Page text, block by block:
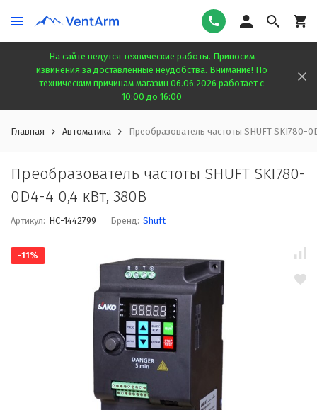
На сайте ведутся технические работы. Приносим
извинения за доставленные неудобства. Внимание! По
техническим причинам магазин 06.06.2026 работает с
10:00 до 16:00
Главная Автоматика Преобразователь частоты SHUFT SKI780-
Преобразователь частоты SHUFT SKI780-
0D4-4 0,4 кВт, 380В
Артикул: НС-1442799 Бренд: Shuft
-11%